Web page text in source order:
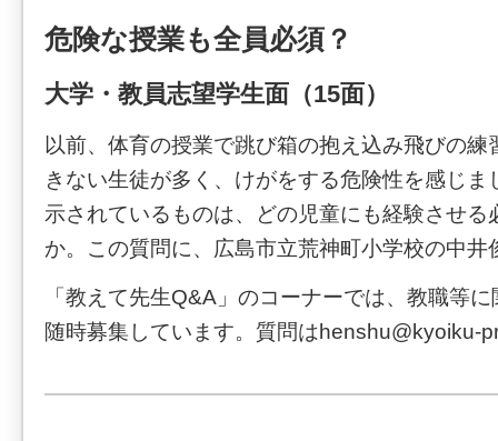
危険な授業も全員必須？
大学・教員志望学生面（15面）
以前、体育の授業で跳び箱の抱え込み飛びの練
きない生徒が多く、けがをする危険性を感じま
示されているものは、どの児童にも経験させる
か。この質問に、広島市立荒神町小学校の中井
「教えて先生Q&A」のコーナーでは、教職等
随時募集しています。質問はhenshu@kyoiku-